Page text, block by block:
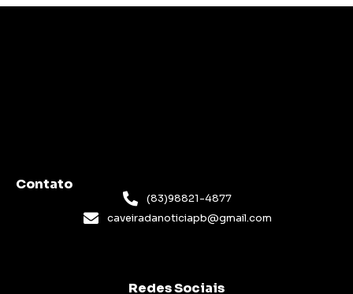
Contato
(83)98821-4877
caveiradanoticiapb@gmail.com
Redes Sociais